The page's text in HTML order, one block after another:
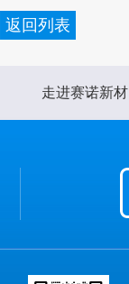
返回列表
走进赛诺新材